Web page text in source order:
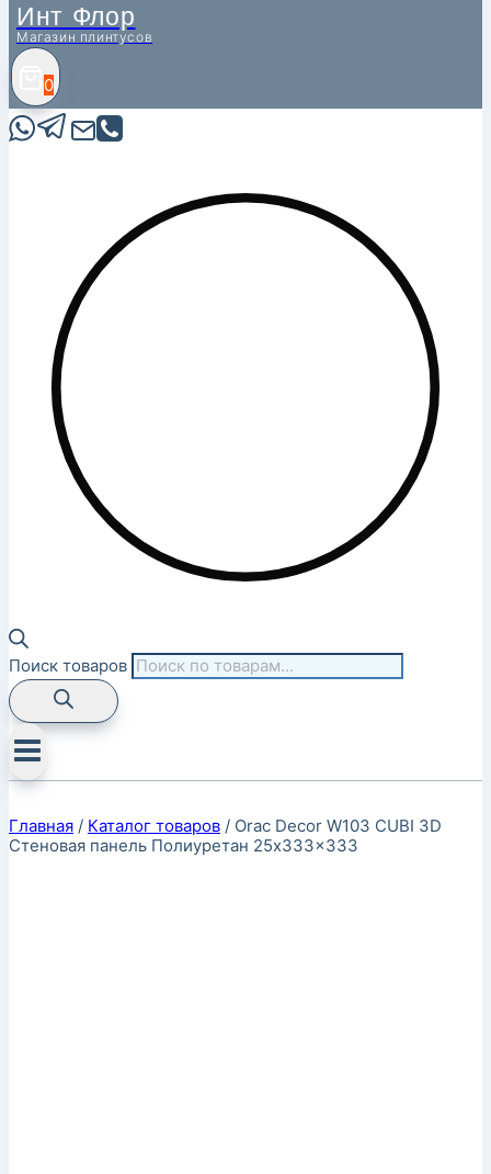
Инт Флор
Магазин плинтусов
0
Поиск товаров
Главная / Каталог товаров / Orac Decor W103 CUBI 3D
Стеновая панель Полиуретан 25x333x333